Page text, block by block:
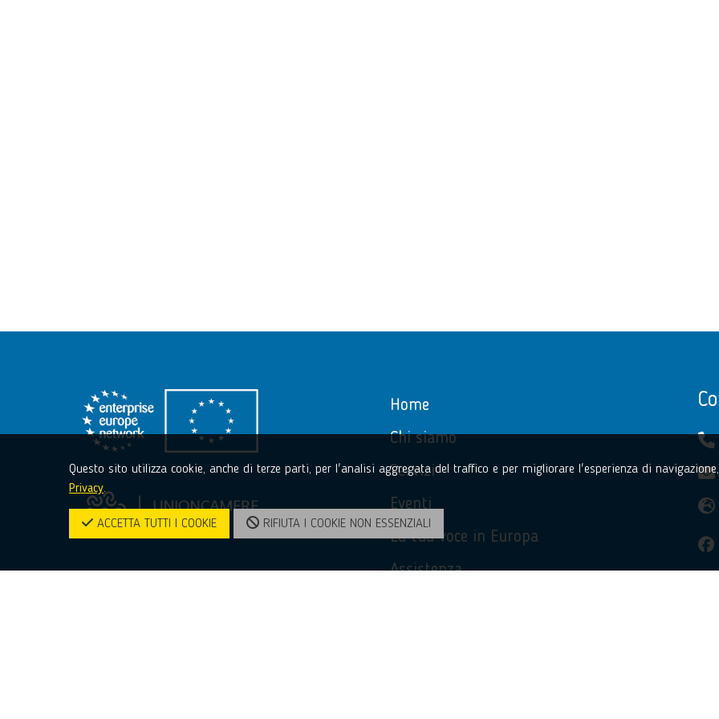
Home
Chi siamo
Servizi
Eventi
La tua voce in Europa
Assistenza
Questo sito utilizza cookie, anche di terze parti, per l'analisi aggregata del traffico e per migliorare l'esperienza di
Privacy.
ACCETTA TUTTI I COOKIE RIFIUTA I COOKIE NON ESSENZIALI